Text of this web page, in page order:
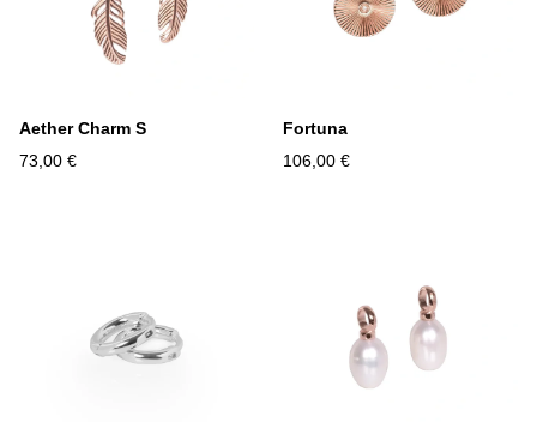
Aether Charm S
73,00 €
Fortuna
106,00 €